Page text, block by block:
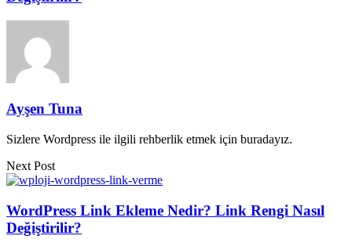
Ayşen Tuna
Sizlere Wordpress ile ilgili rehberlik etmek için buradayız.
Next Post
WordPress Link Ekleme Nedir? Link Rengi Nasıl
Değiştirilir?